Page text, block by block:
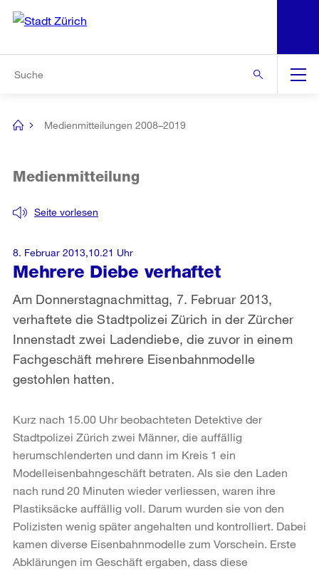
Navigation
[no
Medienmitteilungen 2008–2019
Mehrere Diebe verhaftet
Seite vorlesen
Medienmitteilung
Am Donnerstagnachmittag, 7. Februar 2013,
verhaftete die Stadtpolizei Zürich in der Zürcher
Innenstadt zwei Ladendiebe, die zuvor in einem
Fachgeschäft mehrere Eisenbahnmodelle
gestohlen hatten.
8. Februar 2013,10.21 Uhr
Kurz nach 15.00 Uhr beobachteten Detektive der
Stadtpolizei Zürich zwei Männer, die auffällig
herumschlenderten und dann im Kreis 1 ein
Modelleisenbahngeschäft betraten. Als sie den Laden
nach rund 20 Minuten wieder verliessen, waren ihre
Plastiksäcke auffällig voll. Darum wurden sie von den
Polizisten wenig später angehalten und kontrolliert. Dabei
kamen diverse Eisenbahnmodelle zum Vorschein. Erste
Abklärungen im Geschäft ergaben, dass diese